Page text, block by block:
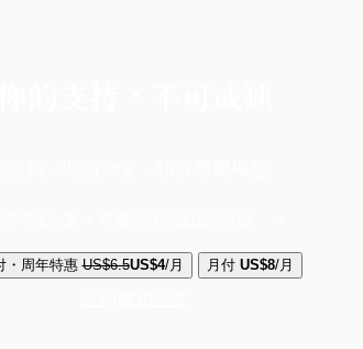
・周年特惠 US$6.5US$4/月 月付 US$8/月